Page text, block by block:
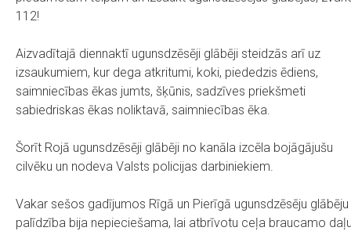
112!
Aizvadītajā diennaktī ugunsdzēsēji glābēji steidzās arī uz
izsaukumiem, kur dega atkritumi, koki, piededzis ēdiens,
saimniecības ēkas jumts, šķūnis, sadzīves priekšmeti
sabiedriskas ēkas noliktavā, saimniecības ēka.
Šorīt Rojā ugunsdzēsēji glābēji no kanāla izcēla bojāgājušu
cilvēku un nodeva Valsts policijas darbiniekiem.
Vakar sešos gadījumos Rīgā un Pierīgā ugunsdzēsēju glābēju
palīdzība bija nepieciešama, lai atbrīvotu ceļa braucamo